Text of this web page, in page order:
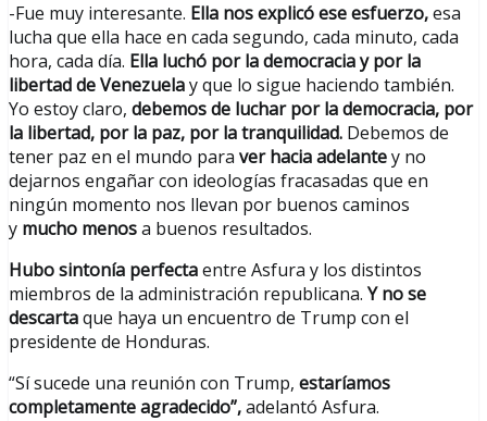
-Fue muy interesante. Ella nos explicó ese esfuerzo,esa
lucha que ella hace en cada segundo, cada minuto, cada
hora, cada día. Ella luchó por la democracia y por la
libertad de Venezuelay que lo sigue haciendo también.
Yo estoy claro, debemos de luchar por la democracia, por
la libertad, por la paz, por la tranquilidad. Debemos de
tener paz en el mundo para ver hacia adelantey no
dejarnos engañar con ideologías fracasadas que en
ningún momento nos llevan por buenos caminos
y mucho menosa buenos resultados.
Hubo sintonía perfectaentre Asfura y los distintos
miembros de la administración republicana. Y no se
descartaque haya un encuentro de Trump con el
presidente de Honduras.
“Sí sucede una reunión con Trump, estaríamos
completamente agradecido”,adelantó Asfura.